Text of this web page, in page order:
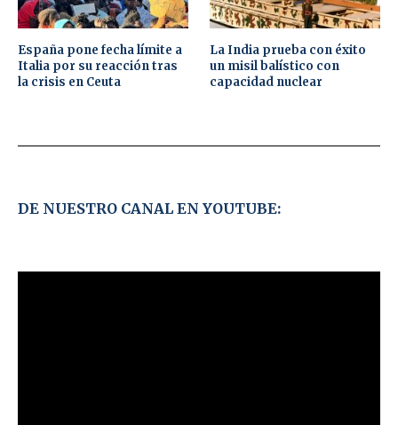
España pone fecha límite a
Italia por su reacción tras
la crisis en Ceuta
La India prueba con éxito
un misil balístico con
capacidad nuclear
DE NUESTRO CANAL EN YOUTUBE: